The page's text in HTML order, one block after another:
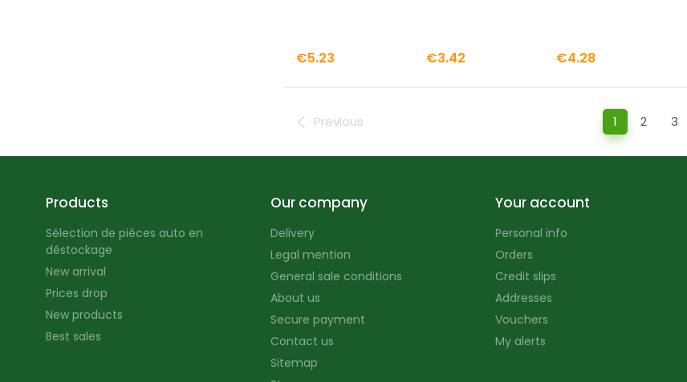
€5.23 €3.42 €4.28
Previous 1 2 3
Products
Sélection de pièces auto en
déstockage
New arrival
Prices drop
New products
Best sales
Our company
Delivery
Legal mention
General sale conditions
About us
Secure payment
Contact us
Sitemap
Your account
Personal info
Orders
Credit slips
Addresses
Vouchers
My alerts